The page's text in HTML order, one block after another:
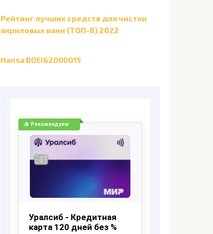
Рейтинг лучших средств для чистки
акриловых ванн (ТОП-8) 2022
Hansa BOEI62000015